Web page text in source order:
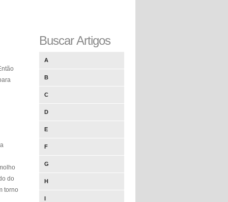
do
torno
Buscar Artigos
A
B
C
D
E
F
G
H
I